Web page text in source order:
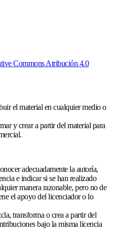
Commons Atribución 4.0
el material en cualquier medio o
y crear a partir del material para
adecuadamente la autoría,
e indicar si se han realizado
manera razonable, pero no de
el apoyo del licenciador o lo
transforma o crea a partir del
bajo la misma licencia